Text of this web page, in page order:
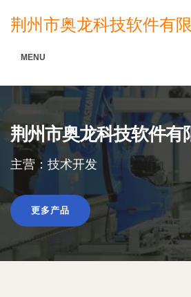
荆州市奥龙科技软件有
MENU
荆州市奥龙科技软件有
主营：技术开发
更多产品